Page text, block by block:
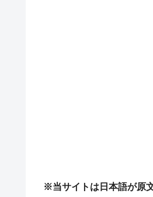
※当サイトは日本語が原